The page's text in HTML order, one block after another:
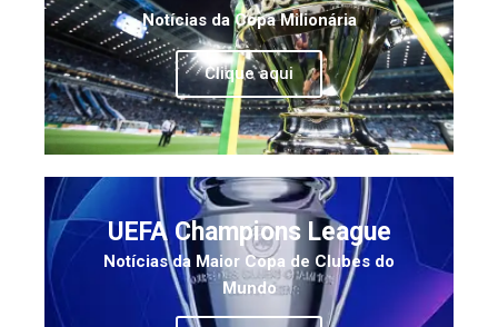
Notícias da Copa Milionária
Clique aqui
UEFA Champions League
Notícias da Maior Copa de Clubes do
Mundo